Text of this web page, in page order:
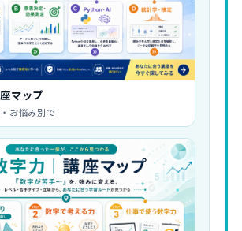
マップ
お悩み別で